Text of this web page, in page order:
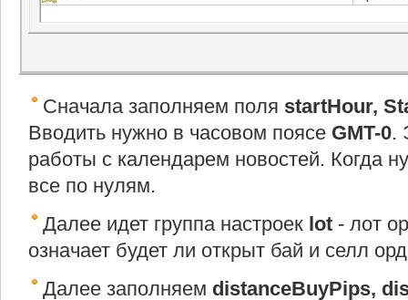
Сначала заполняем поля startHour,
Вводить нужно в часовом поясе GMT-0.
работы с календарем новостей. Когда
все по нулям.
Далее идет группа настроек lot - лот
означает будет ли открыт бай и селл
Далее заполняем distanceBuyPips,